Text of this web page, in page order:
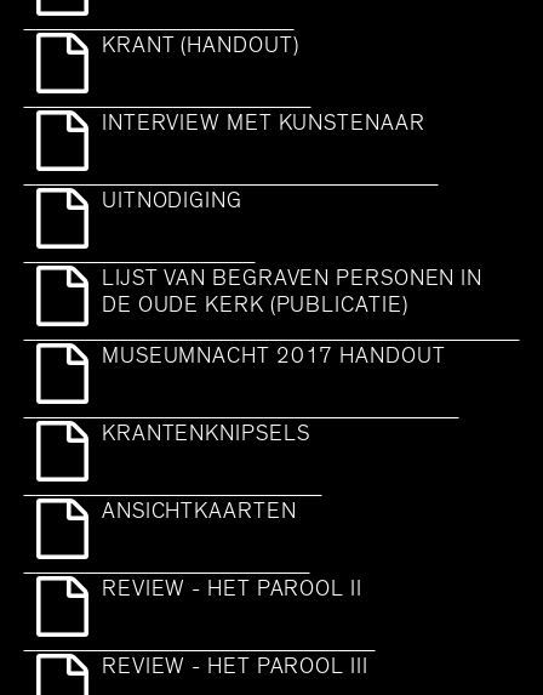
KRANT (HANDOUT)
INTERVIEW MET KUNSTENAAR
UITNODIGING
LIJST VAN BEGRAVEN PERSONEN IN
DE OUDE KERK (PUBLICATIE)
MUSEUMNACHT 2017 HANDOUT
KRANTENKNIPSELS
ANSICHTKAARTEN
REVIEW - HET PAROOL II
REVIEW - HET PAROOL III